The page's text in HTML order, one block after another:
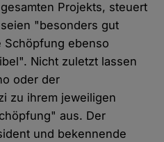
Projekts, steuert
"besonders gut
Schöpfung ebenso
Nicht zuletzt lassen
oder der
zu ihrem jeweiligen
aus. Der
und bekennende